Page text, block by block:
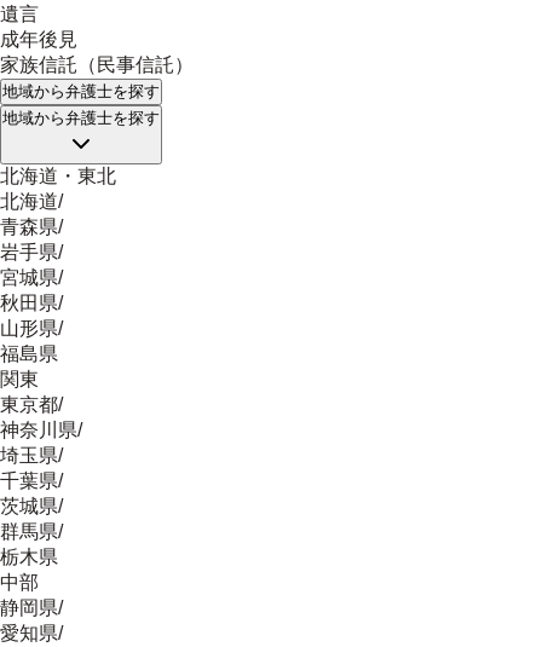
遺言
成年後見
家族信託（民事信託）
地域から弁護士を探す
地域から弁護士を探す
北海道・東北
北海道/
青森県/
岩手県/
宮城県/
秋田県/
山形県/
福島県
関東
東京都/
神奈川県/
埼玉県/
千葉県/
茨城県/
群馬県/
栃木県
中部
静岡県/
愛知県/